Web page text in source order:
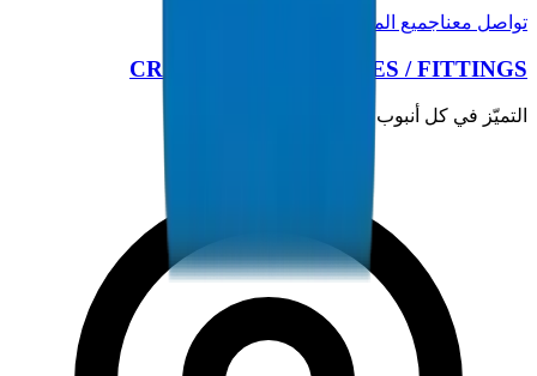
تواصل معناجميع المنتجات
CROWN PLASTIC PIPES / FITTINGS
التميّز في كل أنبوب